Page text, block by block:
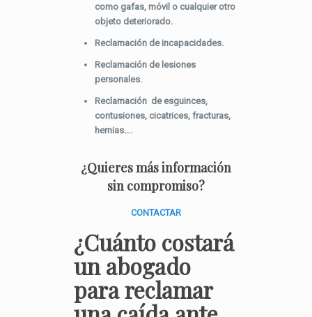
como gafas, móvil o cualquier otro
objeto deteriorado.
Reclamación de incapacidades.
Reclamación de lesiones
personales.
Reclamación de esguinces,
contusiones, cicatrices, fracturas,
hernias….
¿Quieres más información
sin compromiso?
CONTACTAR
¿Cuánto costará
un abogado
para reclamar